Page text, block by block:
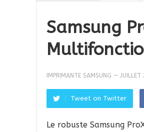
Samsung
IMPRIMANTE SAMSUNG —
Tweet on Twitter
Le robuste Samsung